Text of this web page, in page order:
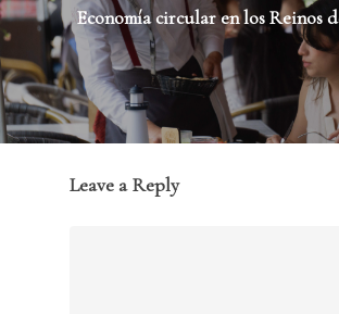
Economía circular en los Reinos
Leave a Reply